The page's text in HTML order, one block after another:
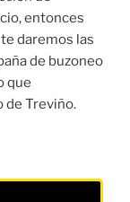
entonces
daremos las
de buzoneo
que
de Treviño.